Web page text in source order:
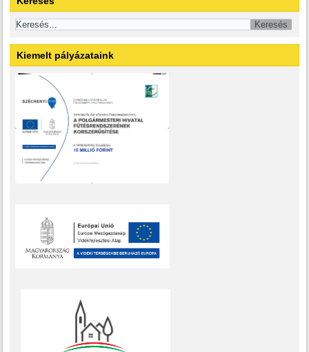
Kiemelt pályázataink